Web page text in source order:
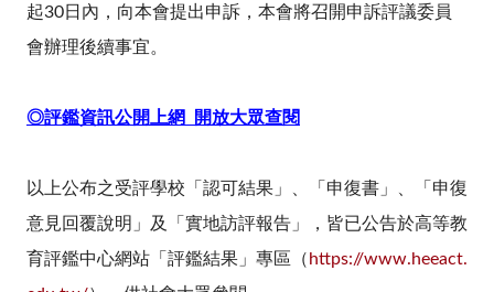
起30日內，向本會提出申訴，本會將召開申訴評議委員
會辦理後續事宜。
◎評鑑資訊公開上網 開放大眾查閱
以上公布之受評學校「認可結果」、「申復書」、「申復
意見回覆說明」及「實地訪評報告」，皆已公告於高等教
育評鑑中心網站「評鑑結果」專區（ https://www.heeact.